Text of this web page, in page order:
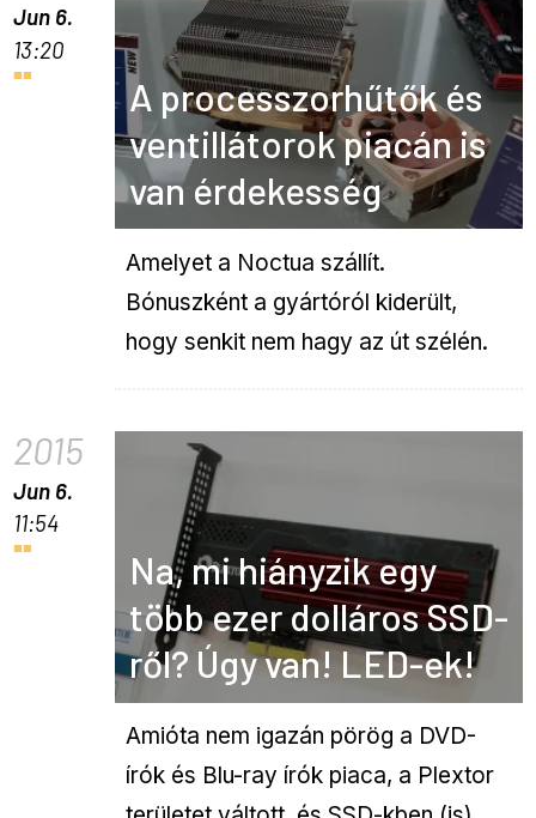
Jun 6.
13:20
A processzorhűtők és
ventillátorok piacán is
van érdekesség
Amelyet a Noctua szállít.
Bónuszként a gyártóról kiderült,
hogy senkit nem hagy az út szélén.
2015
Jun 6.
11:54
Na, mi hiányzik egy
több ezer dolláros SSD-
ről? Úgy van! LED-ek!
Amióta nem igazán pörög a DVD-
írók és Blu-ray írók piaca, a Plextor